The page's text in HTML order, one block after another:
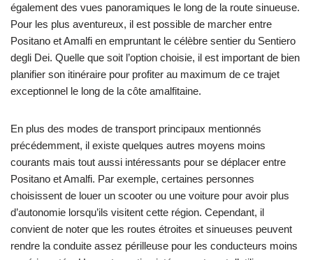
également des vues panoramiques le long de la route sinueuse.
Pour les plus aventureux, il est possible de marcher entre
Positano et Amalfi en empruntant le célèbre sentier du Sentiero
degli Dei. Quelle que soit l’option choisie, il est important de bien
planifier son itinéraire pour profiter au maximum de ce trajet
exceptionnel le long de la côte amalfitaine.
En plus des modes de transport principaux mentionnés
précédemment, il existe quelques autres moyens moins
courants mais tout aussi intéressants pour se déplacer entre
Positano et Amalfi. Par exemple, certaines personnes
choisissent de louer un scooter ou une voiture pour avoir plus
d’autonomie lorsqu’ils visitent cette région. Cependant, il
convient de noter que les routes étroites et sinueuses peuvent
rendre la conduite assez périlleuse pour les conducteurs moins